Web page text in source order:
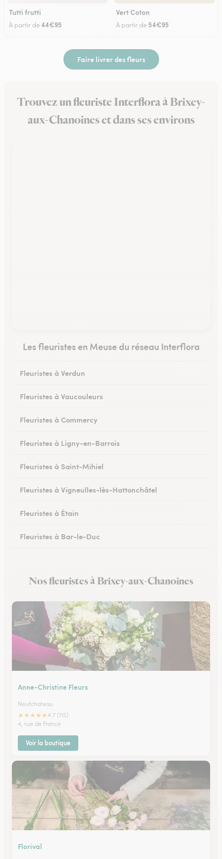
Tutti frutti
À partir de44€95
Vert Coton
À partir de 54€95
Faire livrer des fleurs
Trouvez un fleuriste Interflora à Brixey-
aux-Chanoines et dans ses environs
Les fleuristes en Meuse du réseau Interflora
Fleuristes à Verdun
Fleuristes à Vaucouleurs
Fleuristes à Commercy
Fleuristes à Ligny-en-Barrois
Fleuristes à Saint-Mihiel
Fleuristes à Vigneulles-lès-Hattonchâtel
Fleuristes à Étain
Fleuristes à Bar-le-Duc
Fleuristes à Clermont-en-Argonne
Nos fleuristes à Brixey-aux-Chanoines
Anne-Christine Fleurs
Neufchateau
★★★★★4.7 (115)
4, rue de France
Voir la boutique
Florival